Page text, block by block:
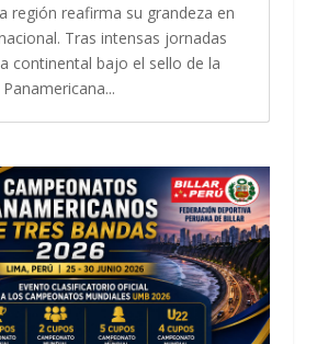
región reafirma su grandeza en
Tras intensas jornadas
continental bajo el sello de la